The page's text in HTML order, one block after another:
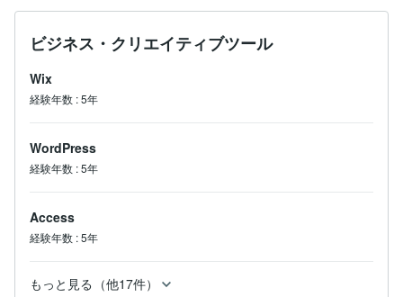
ビジネス・クリエイティブツール
Wix
経験年数 :5年
WordPress
経験年数 :5年
Access
経験年数 :5年
もっと見る（他17件）